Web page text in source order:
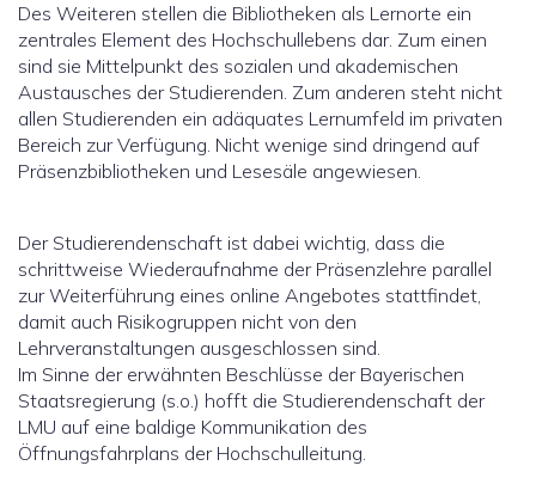
Des Weiteren stellen die Bibliotheken als Lernorte ein
zentrales Element des Hochschullebens dar. Zum einen
sind sie Mittelpunkt des sozialen und akademischen
Austausches der Studierenden. Zum anderen steht nicht
allen Studierenden ein adäquates Lernumfeld im privaten
Bereich zur Verfügung. Nicht wenige sind dringend auf
Präsenzbibliotheken und Lesesäle angewiesen.
Der Studierendenschaft ist dabei wichtig, dass die
schrittweise Wiederaufnahme der Präsenzlehre parallel
zur Weiterführung eines online Angebotes stattfindet,
damit auch Risikogruppen nicht von den
Lehrveranstaltungen ausgeschlossen sind.
Im Sinne der erwähnten Beschlüsse der Bayerischen
Staatsregierung (s.o.) hofft die Studierendenschaft der
LMU auf eine baldige Kommunikation des
Öffnungsfahrplans der Hochschulleitung.